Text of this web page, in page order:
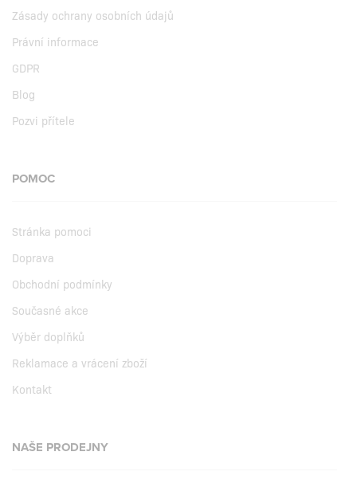
Zásady ochrany osobních údajů
Právní informace
GDPR
Blog
Pozvi přítele
POMOC
Stránka pomoci
Doprava
Obchodní podmínky
Současné akce
Výběr doplňků
Reklamace a vrácení zboží
Kontakt
NAŠE PRODEJNY